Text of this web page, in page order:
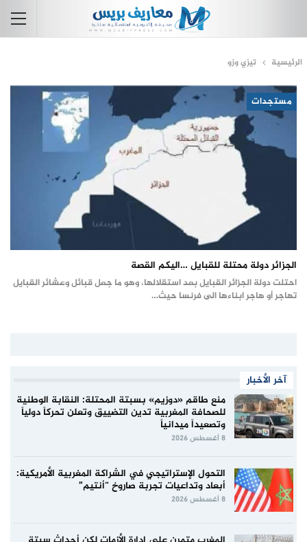
الرئيسية تيزي وزو
مستجدات
الجزائر دولة محتلة للقبايل …اليكم القصة
احتلت دولة الجزائر القبايل بعد استقلالها، وهو ما جعل قبائل وعشائر القبايل
تهاجر أو هاجر ابناءها الى فرنسا حيث…
آخر الأخبار
منع طاقم «دوزيم» بسبتة المحتلة: النقابة الوطنية
للصحافة المغربية تدين التضييق وتعلن تحركاً دولياً
وتصعيداً ميدانياً
8 أغسطس 2026
التحول الإستراتيجي في الشراكة المغربية الأمريكية:
أبعاد وتداعيات تجربة صاروخ “أنتيم”
8 أغسطس 2026